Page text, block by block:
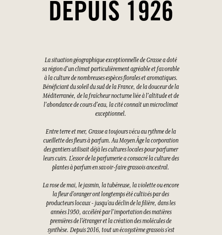
DEPUIS 1926
La situation géographique exceptionnelle de Grasse a doté
sa région d'un climat particulièrement agréable et favorable
à la culture de nombreuses espèces florales et aromatiques.
Bénéficiant du soleil du sud de la France, de la douceur de la
Méditerranée, de la fraîcheur nocturne liée à l'altitude et de
l'abondance de cours d'eau, la cité connaît un microclimat
exceptionnel.
Entre terre et mer, Grasse a toujours vécu au rythme de la
cueillette des fleurs à parfum. Au Moyen Âge la corporation
des gantiers utilisait déjà les cultures locales pour parfumer
leurs cuirs. L’essor de la parfumerie a consacré la culture des
plantes à parfum en savoir-faire grassois ancestral.
La rose de mai, le jasmin, la tubéreuse, la violette ou encore
la fleur d’oranger ont longtemps été cultivés par des
producteurs locaux - jusqu’au déclin de la filière, dans les
années 1950, accéléré par l’importation des matières
premières de l’étranger et la création des molécules de
synthèse. Depuis 2016, tout un écosystème grassois s’est